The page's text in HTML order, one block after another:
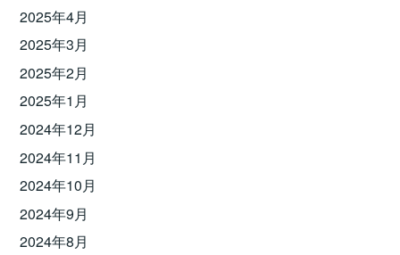
2025年4月
2025年3月
2025年2月
2025年1月
2024年12月
2024年11月
2024年10月
2024年9月
2024年8月